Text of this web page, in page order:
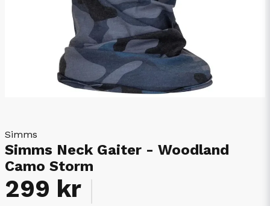
Simms
Simms Neck Gaiter - Woodland
Camo Storm
299 kr